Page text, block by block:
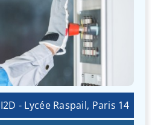
- Lycée Raspail, Paris 14